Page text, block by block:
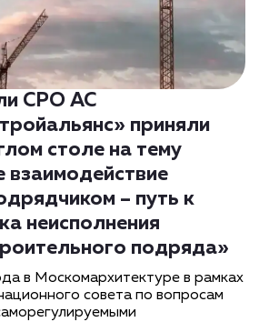
СРО АС
приняли
столе на тему
взаимодействие
– путь к
неисполнения
подряда»
в Москомархитектуре в рамках
совета по вопросам